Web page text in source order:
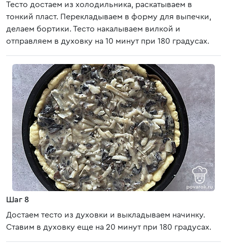
Тесто достаем из холодильника, раскатываем в
тонкий пласт. Перекладываем в форму для выпечки,
делаем бортики. Тесто накалываем вилкой и
отправляем в духовку на 10 минут при 180 градусах.
Шаг 8
Достаем тесто из духовки и выкладываем начинку.
Ставим в духовку еще на 20 минут при 180 градусах.